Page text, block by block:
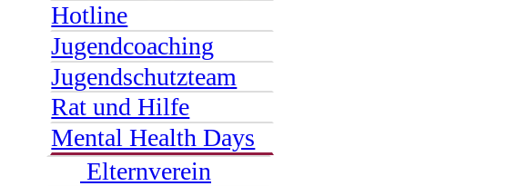
Hotline
Jugendcoaching
Jugendschutzteam
Rat und Hilfe
Mental Health Days
Elternverein